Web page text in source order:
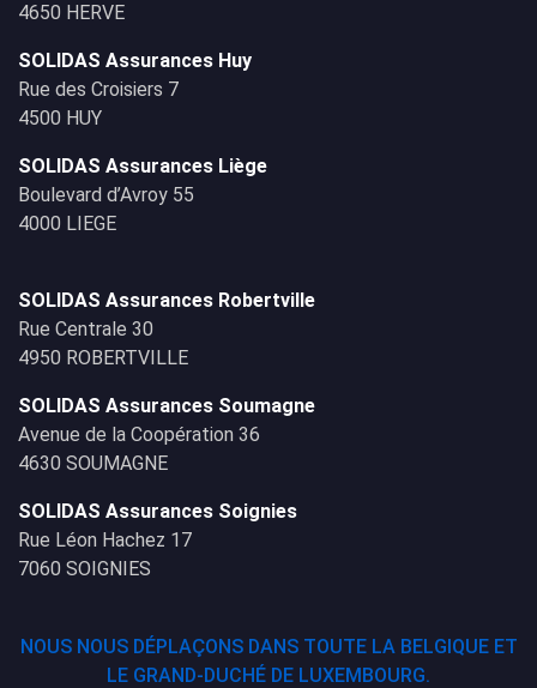
4650 HERVE
SOLIDAS Assurances Huy
Rue des Croisiers 7
4500 HUY
SOLIDAS Assurances Liège
Boulevard d’Avroy 55
4000 LIEGE
SOLIDAS Assurances Robertville
Rue Centrale 30
4950 ROBERTVILLE
SOLIDAS Assurances Soumagne
Avenue de la Coopération 36
4630 SOUMAGNE
SOLIDAS Assurances Soignies
Rue Léon Hachez 17
7060 SOIGNIES
NOUS NOUS DÉPLAÇONS DANS TOUTE LA BELGIQUE ET
LE GRAND-DUCHÉ DE LUXEMBOURG.